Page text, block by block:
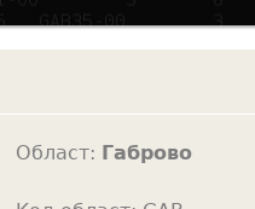
Област: Габрово